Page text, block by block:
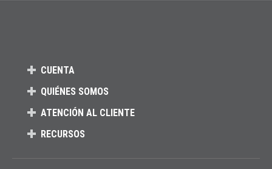
CUENTA
QUIÉNES SOMOS
ATENCIÓN AL CLIENTE
RECURSOS